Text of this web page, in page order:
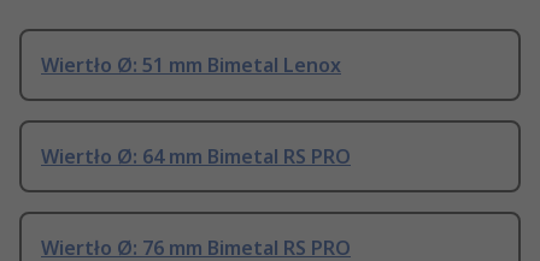
Wiertło Ø: 51 mm Bimetal Lenox
Wiertło Ø: 64 mm Bimetal RS PRO
Wiertło Ø: 76 mm Bimetal RS PRO